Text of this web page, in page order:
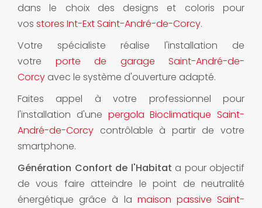
dans le choix des designs et coloris pour
vos stores Int-Ext Saint-André-de-Corcy.
Votre spécialiste réalise l'installation de
votre porte de garage Saint-André-de-
Corcy avec le système d'ouverture adapté.
Faites appel à votre professionnel pour
l'installation d'une pergola Bioclimatique Saint-
André-de-Corcy contrôlable à partir de votre
smartphone.
Génération Confort de l'Habitat a pour objectif
de vous faire atteindre le point de neutralité
énergétique grâce à la maison passive Saint-